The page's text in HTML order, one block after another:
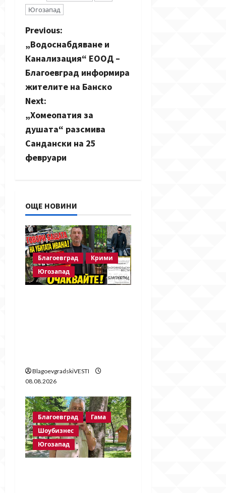
Югозапад
P
o
s
t
n
a
v
g
a
t
i
o
Previous:
„Водоснабдяване и
Канализация“ ЕООД –
Благоевград информира
жителите на Банско
Next:
„Хомеопатия за
душата“ разсмива
Сандански на 25
февруари
ОЩЕ НОВИНИ
Благоевград
Крими
Югозапад
BlagoevgradskiVESTI
08.08.2026
Благоевград
Гама
Шоубизнес
Югозапад